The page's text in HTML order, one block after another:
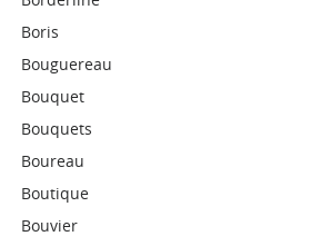
Boris
Bouguereau
Bouquet
Bouquets
Boureau
Boutique
Bouvier